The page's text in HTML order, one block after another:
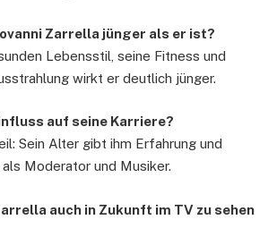
Zarrella jünger als er ist?
Lebensstil, seine Fitness und
wirkt er deutlich jünger.
auf seine Karriere?
Sein Alter gibt ihm Erfahrung und
Moderator und Musiker.
auch in Zukunft im TV zu sehen